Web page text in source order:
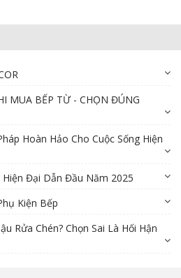
MUA BẾP TỪ - CHỌN ĐÚNG
Hoàn Hảo Cho Cuộc Sống Hiện
Đại Dẫn Đầu Năm 2025
Kiện Bếp
Rửa Chén? Chọn Sai Là Hối Hận